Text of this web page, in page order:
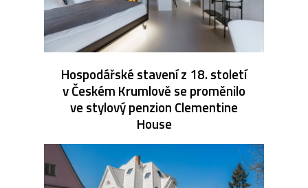
Hospodářské stavení z 18. století
v Českém Krumlově se proměnilo
ve stylový penzion Clementine
House